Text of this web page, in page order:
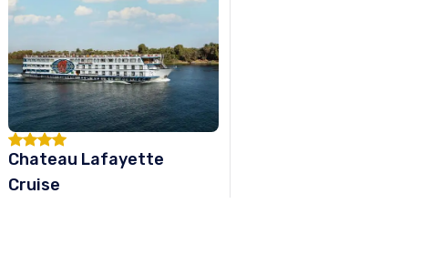
Chateau Lafayette
Cruise